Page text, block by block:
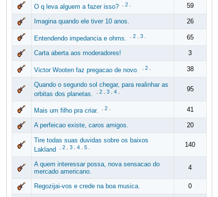
O q leva alguem a fazer isso? 2. 59
Imagina quando ele tiver 10 anos. 26
Entendendo impedancia e ohms. 2. 3. 65
Carta aberta aos moderadores! 3
Victor Wooten faz pregacao de novo. 2. 38
Quando o segundo sol chegar, para realinhar as
orbitas dos planetas.
2. 3. 4. 95
Mais um filho pra criar. 2. 41
A perfeicao existe, caros amigos. 20
Tire todas suas duvidas sobre os baixos
Lakland
2. 3. 4. 5. 140
A quem interessar possa, nova sensacao do
mercado americano.
4
Regozijai-vos e crede na boa musica. 0